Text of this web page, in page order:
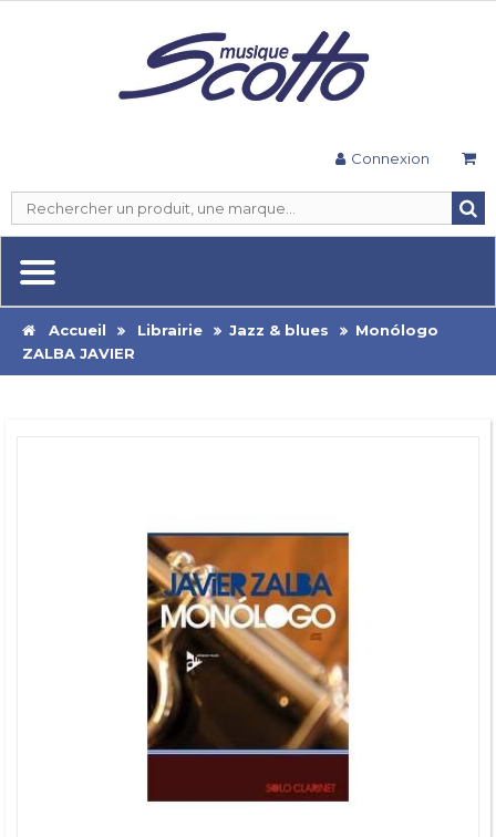
Connexion
Accueil Librairie Jazz & blues
Monólogo
ZALBA JAVIER